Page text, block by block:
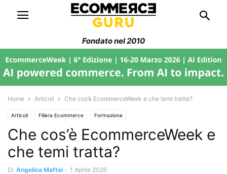
Fondato nel 2010
Home Articoli Che cos’è EcommerceWeek e che temi tratta?
Articoli Filiera Ecommerce Formazione
Che cos’è EcommerceWeek e
che temi tratta?
Di Angelica Maftei - 1 Aprile 2020